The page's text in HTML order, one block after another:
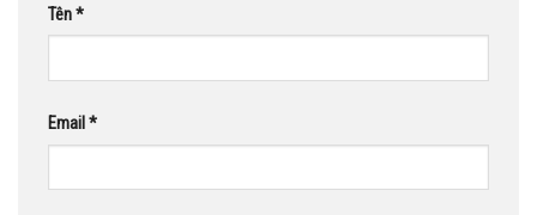
Tên*
Email *